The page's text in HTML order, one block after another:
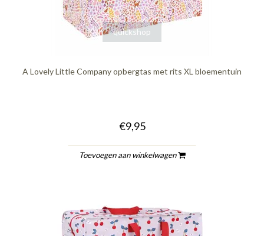
quickshop
A Lovely Little Company opbergtas met rits XL bloementuin
€9,95
Toevoegen aan winkelwagen